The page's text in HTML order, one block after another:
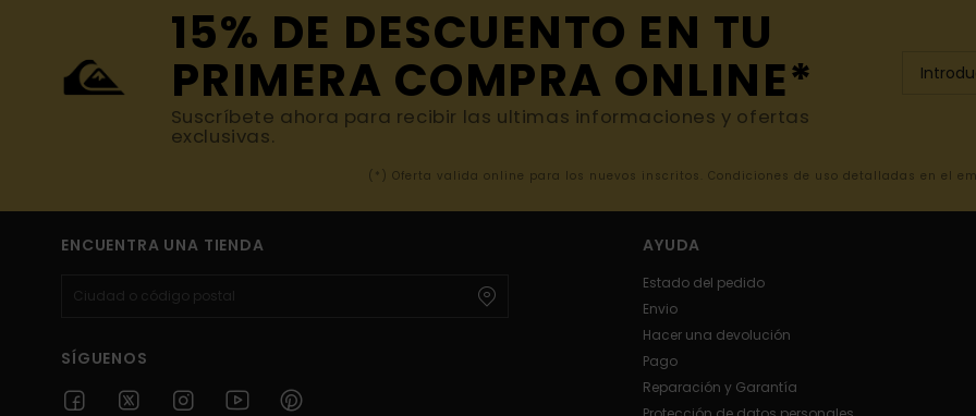
15% DE DESCUENTO EN TU
PRIMERA COMPRA ONLINE*
Suscríbete ahora para recibir las ultimas informaciones y ofertas
exclusivas.
(*) Oferta valida online para los nuevos inscritos. Condiciones de uso detalladas en el
ENCUENTRA UNA TIENDA
SÍGUENOS
AYUDA
Estado del pedido
Envio
Hacer una devolución
Pago
Reparación y Garantía